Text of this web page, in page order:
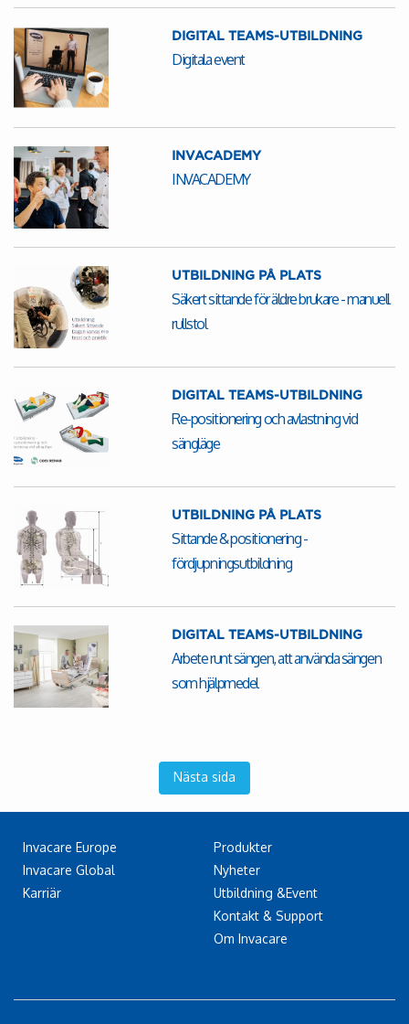
DIGITAL TEAMS-UTBILDNING
Digitala event
INVACADEMY
INVACADEMY
UTBILDNING PÅ PLATS
Säkert sittande för äldre brukare - manuell
rullstol
DIGITAL TEAMS-UTBILDNING
Re-positionering och avlastning vid
sängläge
UTBILDNING PÅ PLATS
Sittande & positionering -
fördjupningsutbildning
DIGITAL TEAMS-UTBILDNING
Arbete runt sängen, att använda sängen
som hjälpmedel
Nästa sida
Invacare Europe
Invacare Global
Karriär
Produkter
Nyheter
Utbildning &Event
Kontakt & Support
Om Invacare